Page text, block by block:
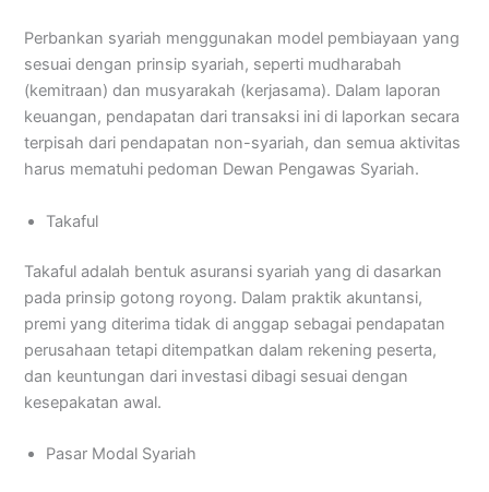
Perbankan syariah menggunakan model pembiayaan yang
sesuai dengan prinsip syariah, seperti mudharabah
(kemitraan) dan musyarakah (kerjasama). Dalam laporan
keuangan, pendapatan dari transaksi ini di laporkan secara
terpisah dari pendapatan non-syariah, dan semua aktivitas
harus mematuhi pedoman Dewan Pengawas Syariah.
Takaful
Takaful adalah bentuk asuransi syariah yang di dasarkan
pada prinsip gotong royong. Dalam praktik akuntansi,
premi yang diterima tidak di anggap sebagai pendapatan
perusahaan tetapi ditempatkan dalam rekening peserta,
dan keuntungan dari investasi dibagi sesuai dengan
kesepakatan awal.
Pasar Modal Syariah